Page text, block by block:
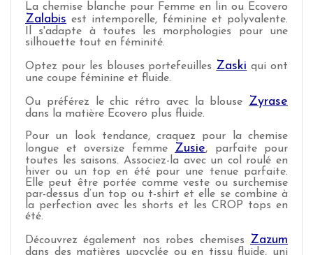
La chemise blanche pour Femme en lin ou Ecovero
Zalabis est intemporelle, féminine et polyvalente.
Il s'adapte à toutes les morphologies pour une
silhouette tout en féminité.
Optez pour les blouses portefeuilles Zaski qui ont
une coupe féminine et fluide.
Ou préférez le chic rétro avec la blouse Zyrase
dans la matière Ecovero plus fluide.
Pour un look tendance, craquez pour la chemise
longue et oversize femme Zusie, parfaite pour
toutes les saisons. Associez-la avec un col roulé en
hiver ou un top en été pour une tenue parfaite.
Elle peut être portée comme veste ou surchemise
par-dessus d’un top ou t-shirt et elle se combine à
la perfection avec les shorts et les CROP tops en
été.
Découvrez également nos robes chemises Zazum
dans des matières upcyclée ou en tissu fluide, uni